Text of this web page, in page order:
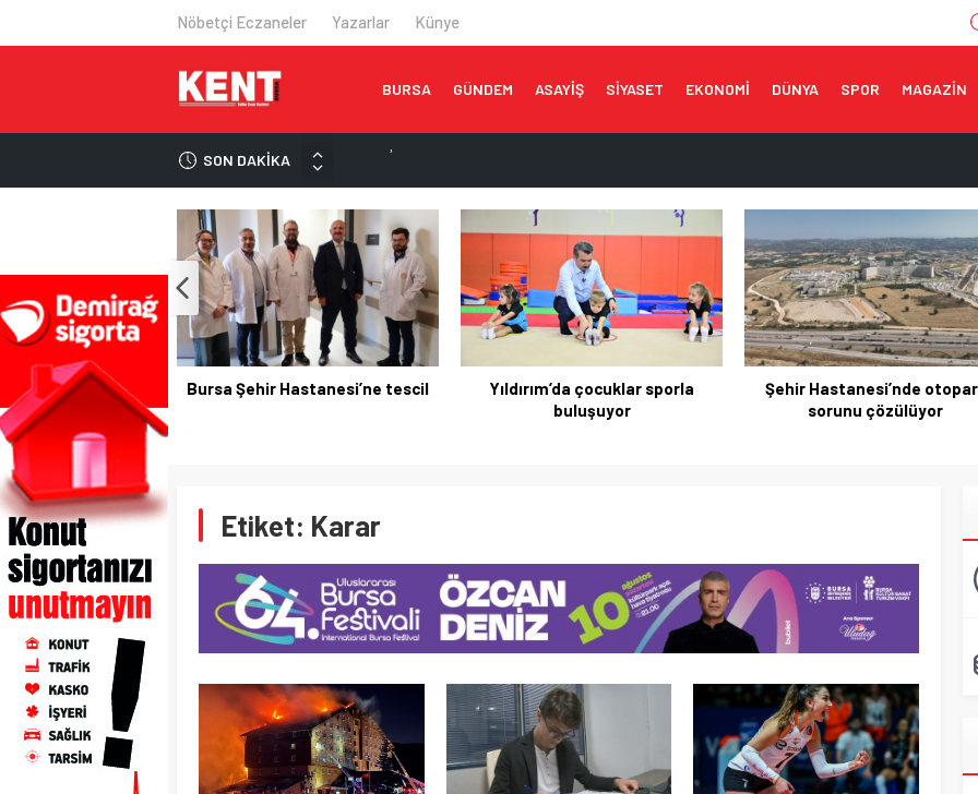
Nöbetçi Eczaneler Yazarlar Künye
BURSA GÜNDEM ASAYİŞ SİYASET EKONOMİ DÜNYA SPOR MAGAZİN
SON DAKİKA
Şehir Hastanesi’nde otopark sorunu çözülüyor
Otomotiv ihracatı temmuzda 3,6 milyar dolara ulaştı
Bursa’da orman yangını!
Bursa Şehir Hastanesi’ne tescil
Bursa Şehir Hastanesi’ne tescil
Yıldırım’da çocuklar sporla
Şehir Hastanesi’nde otopark
Otomotiv
milyar
Etiket: Karar